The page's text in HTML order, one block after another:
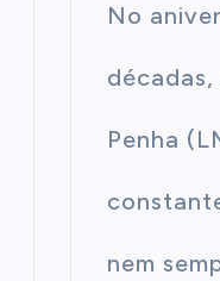
No
Penha
nem